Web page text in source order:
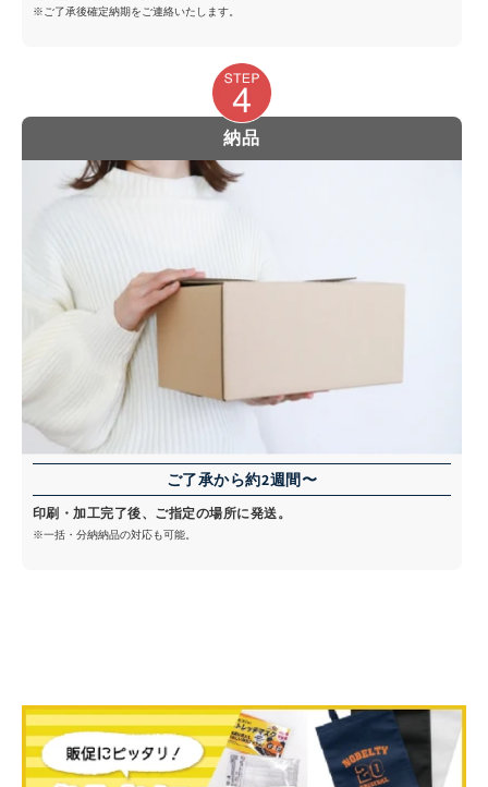
※ご了承後確定納期をご連絡いたします。
納品
ご了承から約2週間〜
印刷・加工完了後、ご指定の場所に発送。
※一括・分納納品の対応も可能。